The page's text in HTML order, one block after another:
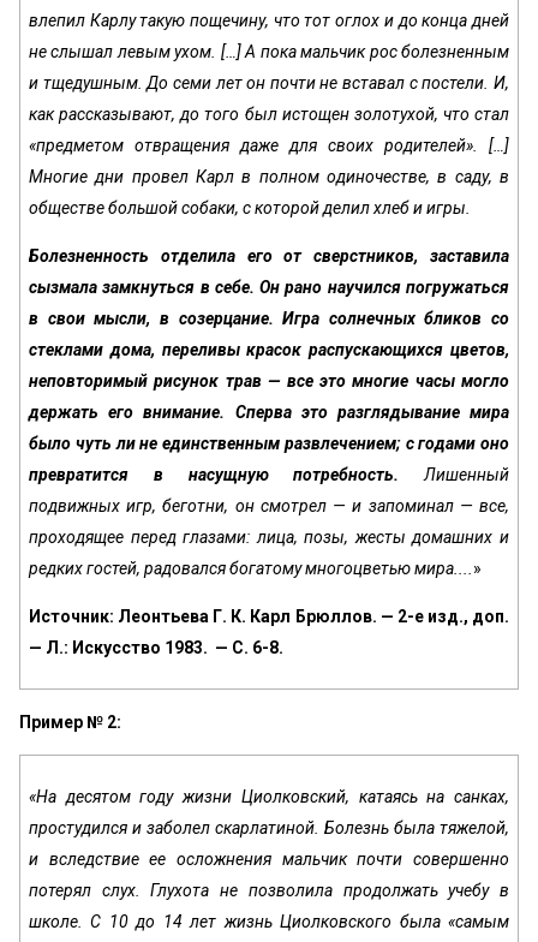
влепил Карлу такую пощечину, что тот оглох и до конца дней
не слышал левым ухом. […] А пока мальчик рос болезненным
и тще­душным. До семи лет он почти не вставал с постели. И,
как рассказывают, до того был истощен золотухой, что стал
«предме­том отвращения даже для своих родителей». […]
Многие дни провел Карл в пол­ном одиночестве, в саду, в
обществе большой собаки, с которой делил хлеб и игры.
Болезненность отделила его от сверстников, заставила
сызмала замкнуться в себе. Он рано научился погру­жаться
в свои мысли, в созерцание. Игра солнечных бликов со
стеклами дома, переливы красок распускающихся цветов,
неповторимый рисунок трав — все это многие часы могло
держать его внимание. Сперва это разглядывание мира
было чуть ли не единственным развлечением; с годами оно
превратится в насущную потребность. Лишенный
подвижных игр, беготни, он смотрел — и запоминал — все,
проходящее перед глазами: лица, позы, жесты домашних и
редких гостей, радовался богатому многоцветью мира.... »
Источник: Леонтьева Г. К. Карл Брюллов. — 2-е изд., доп.
— Л.: Искусство 1983. — С. 6-8.
Пример № 2:
«На десятом году жизни Циолковский, катаясь на санках,
простудился и заболел скарлатиной. Болезнь была тяжелой,
и вследствие ее осложнения мальчик почти совершенно
потерял слух. Глухота не позволила продолжать учебу в
школе. С 10 до 14 лет жизнь Циолковского была «са­мым